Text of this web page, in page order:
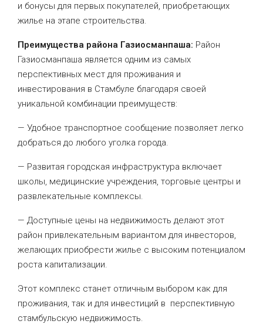
и бонусы для первых покупателей, приобретающих
жилье на этапе строительства.
Преимущества района Газиосманпаша: Район
Газиосманпаша является одним из самых
перспективных мест для проживания и
инвестирования в Стамбуле благодаря своей
уникальной комбинации преимуществ:
— Удобное транспортное сообщение позволяет легко
добраться до любого уголка города.
— Развитая городская инфраструктура включает
школы, медицинские учреждения, торговые центры и
развлекательные комплексы.
— Доступные цены на недвижимость делают этот
район привлекательным вариантом для инвесторов,
желающих приобрести жилье с высоким потенциалом
роста капитализации.
Этот комплекс станет отличным выбором как для
проживания, так и для инвестиций в перспективную
стамбульскую недвижимость.